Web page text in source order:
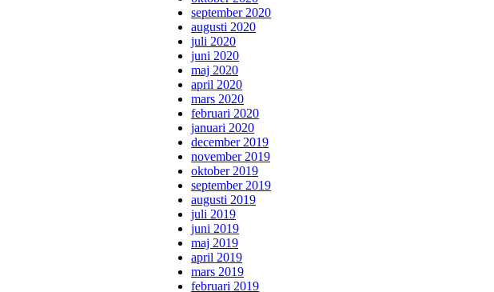
september 2020
augusti 2020
juli 2020
juni 2020
maj 2020
april 2020
mars 2020
februari 2020
januari 2020
december 2019
november 2019
oktober 2019
september 2019
augusti 2019
juli 2019
juni 2019
maj 2019
april 2019
mars 2019
februari 2019